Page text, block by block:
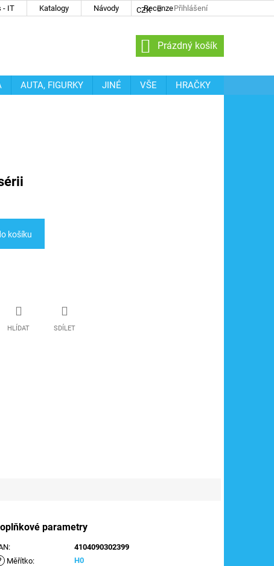
- IT Katalogy Návody Recenze
CZK Přihlášení
NÁKUPNÍ
KOŠÍK
Prázdný košík
AUTA, FIGURKY JINÉ VŠE
HRAČKY
košíku
HLÍDAT SDÍLET
parametry
: 4104090302399
Měřítko: H0